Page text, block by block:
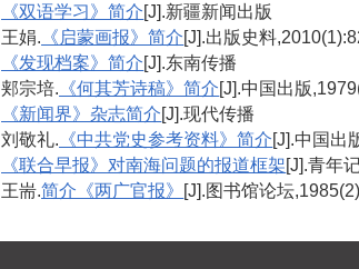
《双语学习》简介[J].新疆新闻出版
王娟. 《启蒙画报》简介[J].出版史料
《发现档案》简介[J].东南传播
郏宗培. 《何其芳诗稿》简介[J].中国出版
《新闻界》杂志简介[J].现代传播
刘敬礼. 《中共党史参考资料》简介[J].中国出
《联合早报》对南海问题的报道框架[J].青年
王耑.简介《两广官报》 [J].图书馆论坛